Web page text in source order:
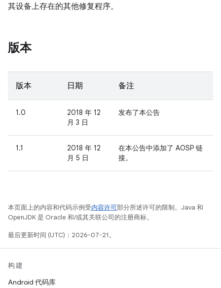
其设备上存在的其他修复程序。
版本
版本 日期 备注
1.0
2018 年 12
月 3 日
发布了本公告
1.1
2018 年 12
月 5 日
在本公告中添加了 AOSP 链
接。
本页面上的内容和代码示例受内容许可部分所述许可的限制。Java 和
OpenJDK 是 Oracle 和/或其关联公司的注册商标。
最后更新时间 (UTC)：2026-07-21。
构建
Android 代码库